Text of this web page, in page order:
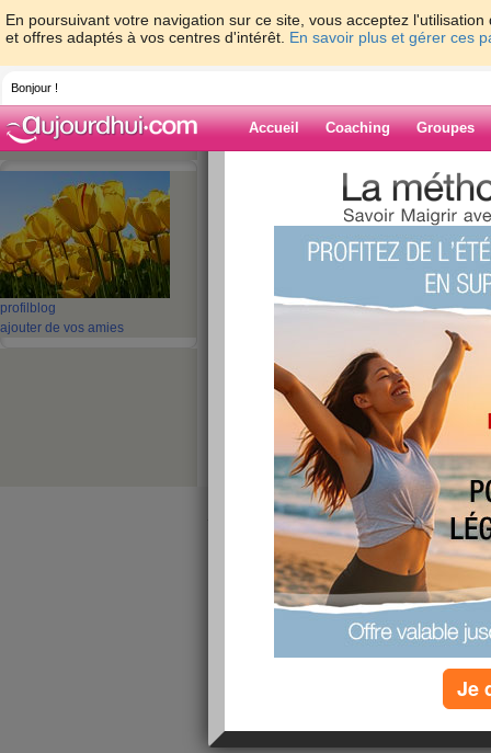
En poursuivant votre navigation sur ce site, vous acceptez
et offres adaptés à vos centres d'intérêt. En savoir plus et gérer ces
Bonjour !
Accueil Coaching Groupes
profil blog
ajouter de vos amies
> > Je
Blog de
Je suis toujours là
Pas très présente en ce moment, mais je suis
Beaucoup à faire au travail, ainsi qu'à la
La retraite approche, je partirai le 30
juillet avec mes vacances et toutes mes
toujours pas de remplaçante, elle arrivera
Je ne peux répondre à vos messages, car j'ai
voulu effacer une publicité et naturellement je
Demain enfants, petits enfants sont là, ainsi
va faire beau, on va pouvoir manger dehors.
Je